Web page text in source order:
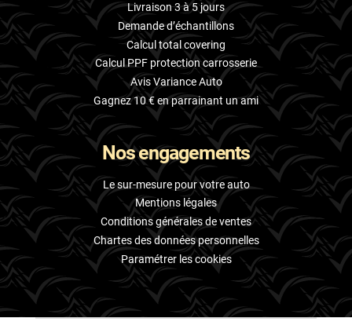
Livraison 3 à 5 jours
Demande d’échantillons
Calcul total covering
Calcul PPF protection carrosserie
Avis Variance Auto
Gagnez 10 € en parrainant un ami
Nos engagements
Le sur-mesure pour votre auto
Mentions légales
Conditions générales de ventes
Chartes des données personnelles
Paramétrer les cookies